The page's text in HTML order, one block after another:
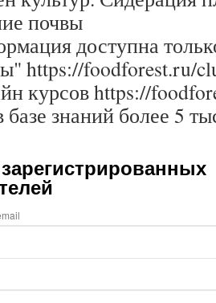
почвы
доступна
https://foodforest.ru/
курсов https://
базе знаний более 5